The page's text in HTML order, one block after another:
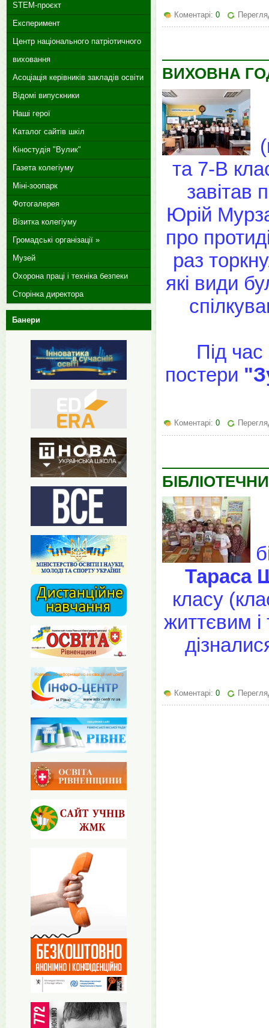
Коментарі: 0
ВИХОВНА
та 7-В
завітав
Юрій
про
раз
які види
Під час
постери
Коментарі: 0
Тараса
класу
життєвим
Коментарі: 0
STEM-проєкт
Експеримент
Центр національного патріотичного
виховання
Асоціація керівників закладів освіти
Відомі випускники
Наші герої
Каталог сайтів шкіл
Кіностудія "Вулик"
Газета колегіуму
Міні-зоопарк
Фотогалерея
Візитка колегіуму
Громадські організації »
Музей
Охорона праці і техніка безпеки
Сторінка директора
Банери